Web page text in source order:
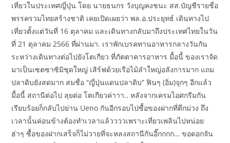
เที่ยวในประเทศญี่ปุ่น โดย นายธนกร วังบุญคงชนะ สส.บัญชีรายชื่อ
พรรครวมไทยสร้างชาติ เคยเปิดเผยว่า พล.อ.ประยุทธ์ เดินทางไป
เที่ยวตั้งแต่วันที่ 16 ตุลาคม และเดินทางกลับมาถึงประเทศไทยในวัน
ที่ 21 ตุลาคม 2566 ที่ผ่านมา. เราพักเบรคทานอาหารกลางวันกัน
ระหว่างเดินทางต่อไปยังโตเกียว ที่ภัตตาคารอาหาร มื้อนี้ ของเราจัด
มาเป็นเซตซาซิมิชุดใหญ่ เสิร์ฟด้วยเรือไม้ลำใหญ่อลังการมาก แถม
ปลาดิบยังสดมาก สมชื่อ “ญี่ปุ่นแดนปลาดิบ” ฟินๆ (อิ่ม)จุกๆ อีกแล้ว
มื้อนี้ สถานีต่อไป ลุยต่อ โตเกียวค่าาา.. หลังจากเครมไอศกรีมกัน
เรียบร้อยก็กลับไปย่าน Ueno กันอีกรอบไปซื้อของฝากที่ตึกม่วง ถึง
เวลานั้นค่อนข้างต้องทำเวลาแล้ววววเพราะเที่ยวเพลินไปหน่อย
ฮ่าๆ ซื้อของฝากเสร็จก็ไม่วายที่จะหลงสถานีกันอี๊กกกก… ขอดอกจัน